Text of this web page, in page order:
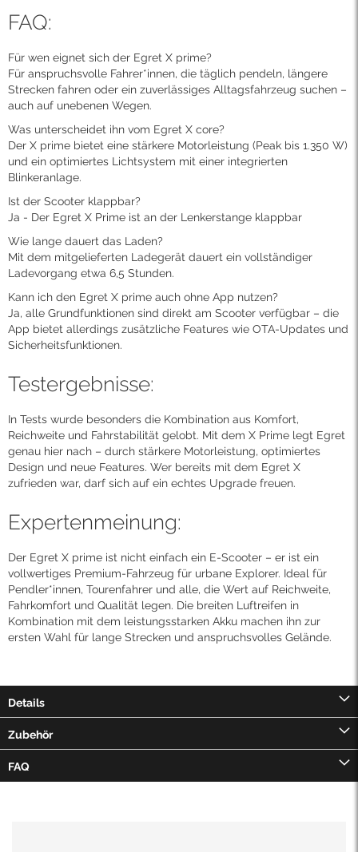
FAQ:
Für wen eignet sich der Egret X prime?
Für anspruchsvolle Fahrer*innen, die täglich pendeln, längere
Strecken fahren oder ein zuverlässiges Alltagsfahrzeug suchen –
auch auf unebenen Wegen.
Was unterscheidet ihn vom Egret X core?
Der X prime bietet eine stärkere Motorleistung (Peak bis 1.350 W)
und ein optimiertes Lichtsystem mit einer integrierten
Blinkeranlage.
Ist der Scooter klappbar?
Ja - Der Egret X Prime ist an der Lenkerstange klappbar
Wie lange dauert das Laden?
Mit dem mitgelieferten Ladegerät dauert ein vollständiger
Ladevorgang etwa 6,5 Stunden.
Kann ich den Egret X prime auch ohne App nutzen?
Ja, alle Grundfunktionen sind direkt am Scooter verfügbar – die
App bietet allerdings zusätzliche Features wie OTA-Updates und
Sicherheitsfunktionen.
Testergebnisse:
In Tests wurde besonders die Kombination aus Komfort,
Reichweite und Fahrstabilität gelobt. Mit dem X Prime legt Egret
genau hier nach – durch stärkere Motorleistung, optimiertes
Design und neue Features. Wer bereits mit dem Egret X
zufrieden war, darf sich auf ein echtes Upgrade freuen.
Expertenmeinung:
Der Egret X prime ist nicht einfach ein E-Scooter – er ist ein
vollwertiges Premium-Fahrzeug für urbane Explorer. Ideal für
Pendler*innen, Tourenfahrer und alle, die Wert auf Reichweite,
Fahrkomfort und Qualität legen. Die breiten Luftreifen in
Kombination mit dem leistungsstarken Akku machen ihn zur
ersten Wahl für lange Strecken und anspruchsvolles Gelände.
Details
Zubehör
FAQ